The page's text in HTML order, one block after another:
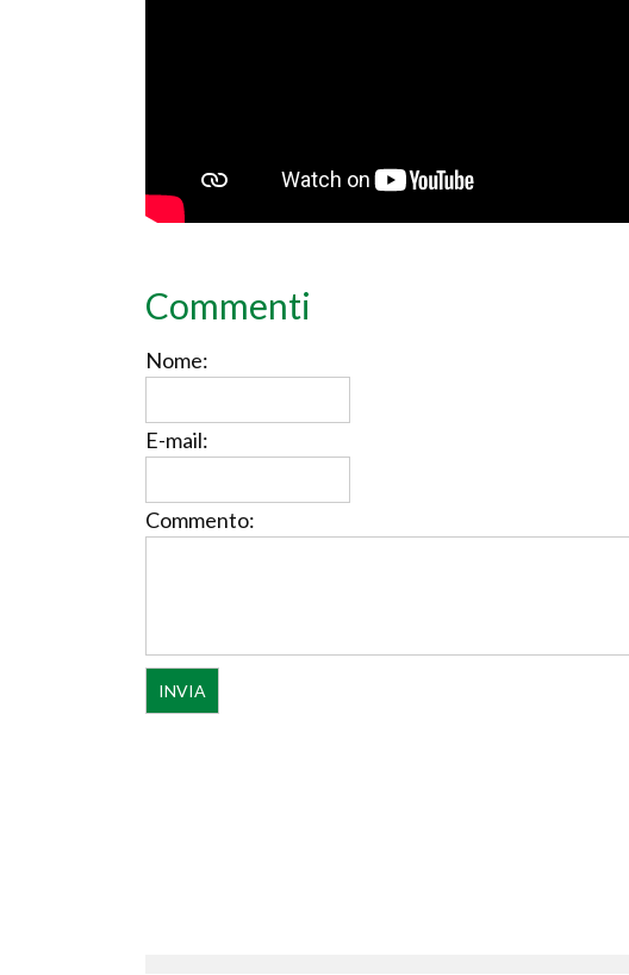
Commenti
Nome:
E-mail:
Commento: